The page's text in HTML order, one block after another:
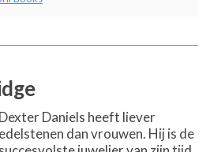
Dexter Daniels heeft liever
edelstenen dan vrouwen. Hij is de